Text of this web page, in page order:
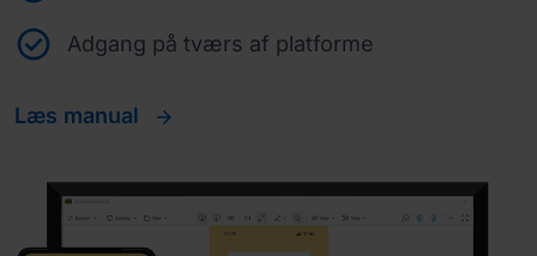
Adgang på tværs af platforme
Læs manual